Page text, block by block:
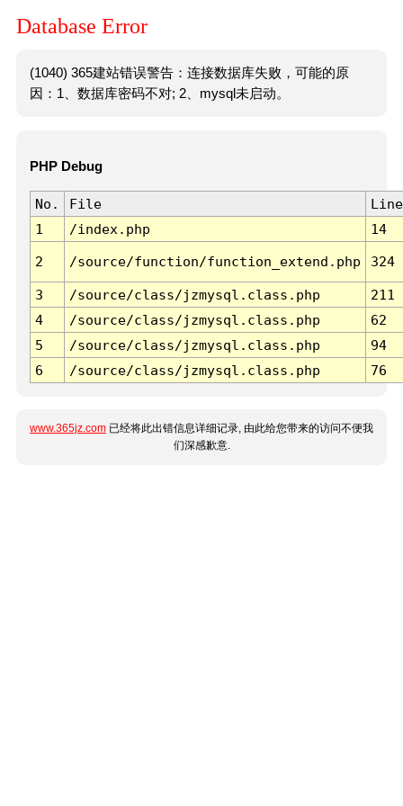
Database Error
(1040) 365建站错误警告：连接数据库失败，可能的原
因：1、数据库密码不对; 2、mysql未启动。
PHP Debug
No. File
Line
1
/index.php 14
2 /source/function/function_extend.php 324
3 /source/class/jzmysql.class.php
211
4
/source/class/jzmysql.class.php
62
5
/source/class/jzmysql.class.php
94
6
/source/class/jzmysql.class.php 76
www.365jz.com 已经将此出错信息详细记录, 由此给您带来的访问不便我
们深感歉意.